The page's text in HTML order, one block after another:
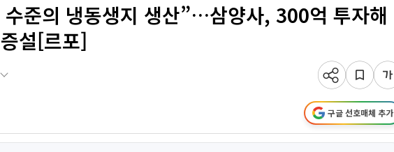
수준의 냉동생지 생산”…삼양사, 300억 투자해
설[르포]
구글 선호매체 추가